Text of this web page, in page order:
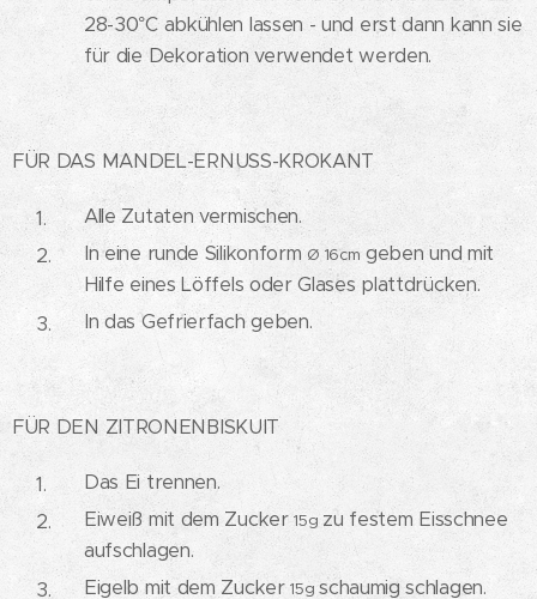
28-30°C abkühlen lassen - und erst dann kann sie
für die Dekoration verwendet werden.
FÜR DAS MANDEL-ERNUSS-KROKANT
Alle Zutaten vermischen.
In eine runde SilikonformØ 16cm geben und mit
Hilfe eines Löffels oder Glases plattdrücken.
In das Gefrierfach geben.
FÜR DEN ZITRONENBISKUIT
Das Ei trennen.
Eiweiß mit dem Zucker15g zu festem Eisschnee
aufschlagen.
Eigelb mit dem Zucker15gschaumig schlagen.